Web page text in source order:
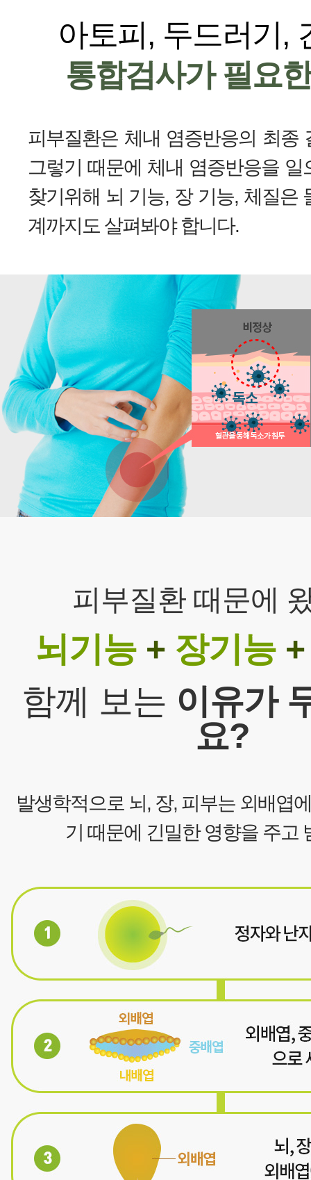
는 피부질환으로두드러기, 알레르기성 피
을 꼽을 수 있습니다.
단순하게 외부로부터 극심한 스트레스나
한 피부질환이 수시로 발생할 경우자가면
겼을 가능성이 큽니다.
같은 환경에서 비슷한 자극을 받더라도 면
사람에게서는 증상이 나타나지 않습니다.
습니다. 장 세포가 느슨해지면 같은 외배엽
에도 영향을 끼쳐서유해 물질들이 쉽게 피
따라염증이나 알레르기를 일으키게 됩니
이상이 생기면 본인이 먹은 음식을 본인의
소로 인지하여 면역체계가 깨지게 되는 것입
건선이나 아토피 같은 피부질환은 면역체
있기 때문에 피부질환 증상들을 방치한다
면역체계 이상을 방치하는 것과 같습니다.
실제 건선을 방치한 환자들이 관절염을 앓
나 고혈압, 비만 등에 노출될 확률이 높다
니다.
환자들이 겪는 심리적 문제도 상당합니다.
태도를 보이면서우울증을 겪기도 합니다.
잠재되어 있는자가면역질환이 겉으로 나
일 뿐 입니다. 그렇기 때문에 피부 자체를
몸속에 무너진 면역계를 바로잡는 치료를
결될 수 있습니다.
전문가의 진단을 통해 피부질환의 종류를
할 수도 있습니다.
그러나 이미 면역체계와 피부 장벽이 무너
치료가 증상만일시적으로 가라앉힐 뿐 장
수는 없습니다.전문가의 지도에 따라 식습
한의학에서는 장과 피부가 표리관계라 하
치료를 위해 장을 다스려 왔습니다.
구체적으로는장내세균총의 비율을 맞추
단백질과 밀가루의 글루텐 단백질을 분해
으로써 염증 반응을 근본적으로 차단할 수
아토피, 두드러기,
통합검사가 필요
피부질환은 체내 염증반응의 최종
그렇기 때문에 체내 염증반응을 일
찾기위해 뇌 기능, 장 기능, 체질은
계까지도 살펴봐야 합니다.
피부질환 때문에
뇌기능 +장기능 +
함께 보는 이유가
요?
발생학적으로 뇌, 장, 피부는 외배엽
기 때문에 긴밀한 영향을 주고